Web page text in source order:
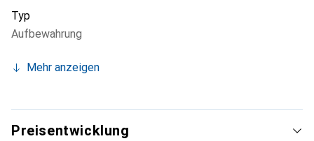
Typ
Aufbewahrung
Mehr anzeigen
Preisentwicklung